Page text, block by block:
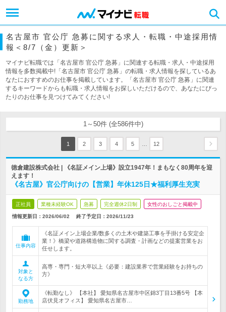
名古屋市 官公庁 急募に関する求人・転職・中途採用情
報＜8/7（金）更新＞
マイナビ転職では「名古屋市 官公庁 急募」に関連する転職・求人・中途採用
情報を多数掲載中!「名古屋市 官公庁 急募」の転職・求人情報を探しているあ
なたにおすすめのお仕事を掲載しています。「名古屋市 官公庁 急募」に関連
するキーワードからも転職・求人情報をお探しいただけるので、あなたにぴっ
たりのお仕事を見つけてみてください!
1～50件 (全586件中)
1 2 3 4 5 12
徳倉建設株式会社 | 《名証メイン上場》設立1947年！まもなく80周年を迎
えます！
《名古屋》官公庁向けの【営業】年休125日★福利厚生充実
正社員 業種未経験OK 急募 完全週休2日制 女性のおしごと掲載中
情報更新日：2026/06/02 終了予定日： 2026/11/23
仕事内容
《名証メイン上場企業/数多くの土木や建築工事を手掛ける安定企
業！》橋梁や道路構造物に関する調査・計画などの提案営業をお
任せします。
対象と
なる方
高専・専門・短大卒以上《必要：建設業界で営業経験をお持ちの
方》
勤務地
《転勤なし》 【本社】 愛知県名古屋市中区錦3丁目13番5号 【本
店伏見オフィス】 愛知県名古屋市…